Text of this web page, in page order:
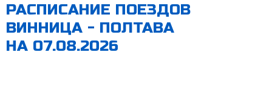
РАСПИСАНИЕ ПОЕЗДОВ
ВИННИЦА - ПОЛТАВА
НА 07.08.2026